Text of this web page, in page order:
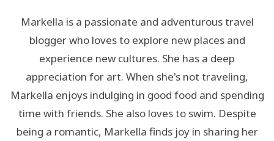
Markella is a passionate and adventurous travel
blogger who loves to explore new places and
experience new cultures. She has a deep
appreciation for art. When she's not traveling,
Markella enjoys indulging in good food and spending
time with friends. She also loves to swim. Despite
being a romantic, Markella finds joy in sharing her